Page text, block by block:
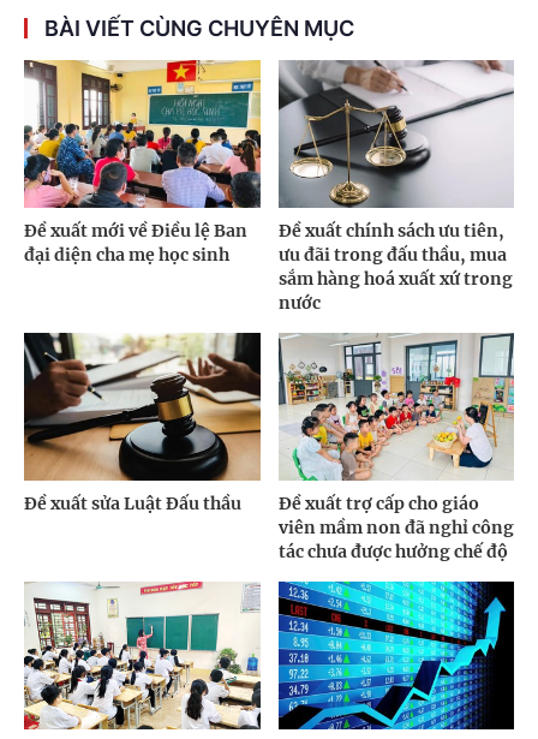
BÀI VIẾT CÙNG CHUYÊN MỤC
Đề xuất mới về Điều lệ Ban
đại diện cha mẹ học sinh
Đề xuất chính sách ưu tiên,
ưu đãi trong đấu thầu, mua
sắm hàng hoá xuất xứ trong
nước
Đề xuất sửa Luật Đấu thầu
Đề xuất trợ cấp cho giáo
viên mầm non đã nghỉ công
tác chưa được hưởng chế độ